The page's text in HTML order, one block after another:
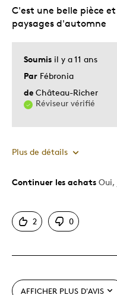
Soumis il y a 11 ans
Par Fébronia
de Château-Richer
Réviseur vérifié
C'est une belle pièce
paysages d'automne
Plus de détails
Le pour
Original
Continuer les achats Oui,
2 0
AFFICHER PLUS D'AVIS